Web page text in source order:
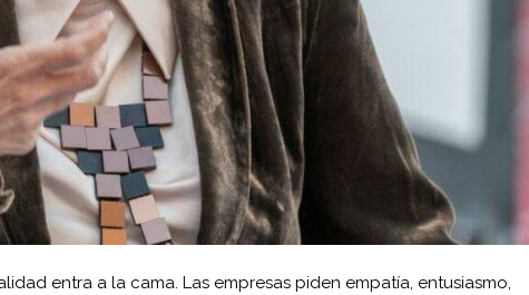
entra a la cama. Las empresas piden empatía, entusiasmo,